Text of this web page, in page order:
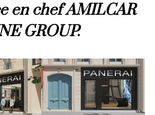
en chef AMILCAR
GROUP.